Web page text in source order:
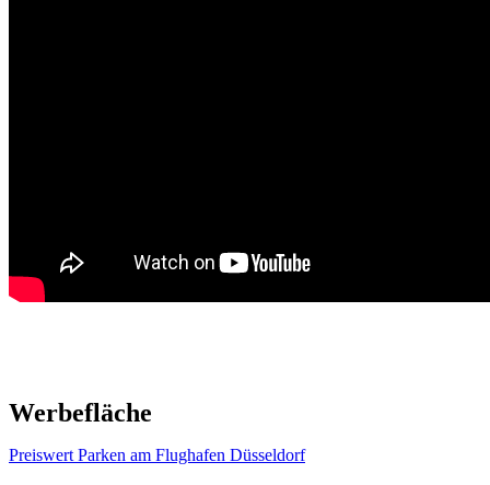
Werbefläche
Preiswert Parken am Flughafen Düsseldorf